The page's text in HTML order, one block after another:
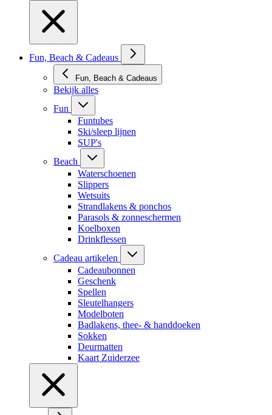
Fun, Beach & Cadeaus
Fun, Beach & Cadeaus
Bekijk alles
Fun
Funtubes
Ski/sleep lijnen
SUP's
Beach
Waterschoenen
Slippers
Wetsuits
Strandlakens & ponchos
Parasols & zonneschermen
Koelboxen
Drinkflessen
Cadeau artikelen
Cadeaubonnen
Geschenk
Spellen
Sleutelhangers
Modelboten
Badlakens, thee- & handdoeken
Sokken
Deurmatten
Kaart Zuiderzee